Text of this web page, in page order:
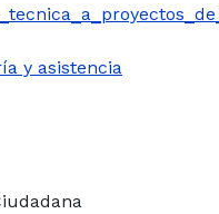
y asistencia